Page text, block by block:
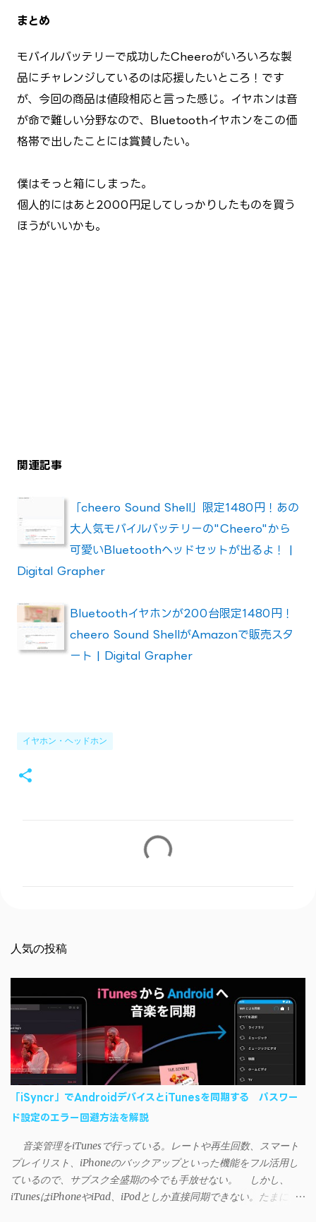
まとめ
モバイルバッテリーで成功したCheeroがいろいろな製
品にチャレンジしているのは応援したいところ！です
が、今回の商品は値段相応と言った感じ。イヤホンは音
が命で難しい分野なので、Bluetoothイヤホンをこの価
格帯で出したことには賞賛したい。
僕はそっと箱にしまった。
個人的にはあと2000円足してしっかりしたものを買う
ほうがいいかも。
関連記事
「cheero Sound Shell」限定1480円！あの
大人気モバイルバッテリーの"Cheero"から
可愛いBluetoothヘッドセットが出るよ！ |
Digital Grapher
Bluetoothイヤホンが200台限定1480円！
cheero Sound ShellがAmazonで販売スタ
ート | Digital Grapher
イヤホン・ヘッドホン
人気の投稿
「iSyncr」でAndroidデバイスとiTunesを同期する パスワー
ド設定のエラー回避方法を解説
音楽管理をiTunesで行っている。レートや再生回数、スマート
プレイリスト、iPhoneのバックアップといった機能をフル活用し
ているので、サブスク全盛期の今でも手放せない。 しかし、
iTunesはiPhoneやiPad、iPodとしか直接同期できない。たまに